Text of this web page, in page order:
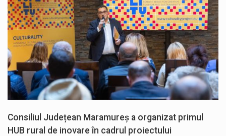
Consiliul Județean Maramureș a organizat primul
HUB rural de inovare în cadrul proiectului